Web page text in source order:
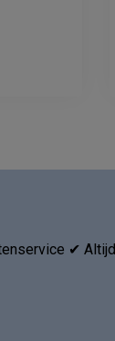
✔ Altijd